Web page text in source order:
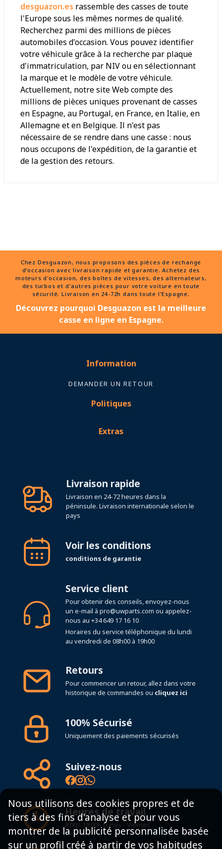
desguazon.es rassemble des casses de toute
l'Europe sous les mêmes normes de qualité.
Recherchez parmi des millions de pièces
automobiles d'occasion. Vous pouvez identifier
votre véhicule grâce à la recherche par plaque
d'immatriculation, par NIV ou en sélectionnant
la marque et le modèle de votre véhicule.
Actuellement, notre site Web compte des
millions de pièces uniques provenant de casses
en Espagne, au Portugal, en France, en Italie, en
Allemagne et en Belgique. Il n'est pas
nécessaire de se rendre dans une casse : nous
nous occupons de l'expédition, de la garantie et
de la gestion des retours.
Chez Desguazon, nous proposons des pièces de rechange
d'occasion avec livraison rapide et garantie. Achetez des
moteurs d'occasion, des boîtes de vitesses, des alternateurs,
des turbos et d'autres pièces pour votre voiture en toute
sécurité. Livraison en 24-72h dans toute l'Espagne.
Découvrez pourquoi Desguazon est la meilleure
casse en ligne en Espagne.
Information
DEMANDER UN RETOUR
Politiques
Extras
Livraison rapide
Livraison en 24-72 heures dans la
péninsule. Livraison internationale selon le
pays
Voir les conditions
conditions de garantie
Service client
Pour obtenir des conseils, envoyez-nous
un e-mail à pro@uwparts.com ou appelez-
nous au +34 649 17 16 10
Horaires du service téléphonique du lundi
au vendredi de 08h00 à 19h00
Retours
Pour commencer un retour, allez dans votre
historique de commandes ou cliquez ici
100% Sécurisé
Uniquement des paiements sécurisés
Suivez-nous
Heures de travail
8:00 - 19:00h Lunes - Viernes
Nous utilisons des cookies propres et de
tiers à des fins d'analyse et pour vous
montrer de la publicité personnalisée basée
sur un profil créé à partir de vos habitudes